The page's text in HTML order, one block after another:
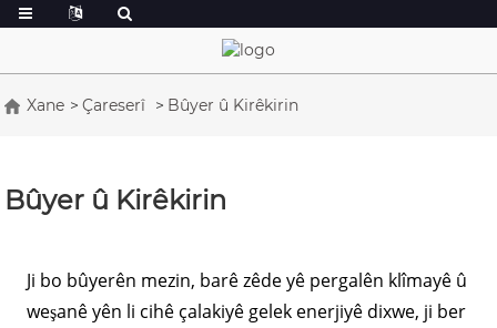
Xane Çareserî Bûyer û Kirêkirin
Bûyer û Kirêkirin
Ji bo bûyerên mezin, barê zêde yê pergalên klîmayê û
weşanê yên li cihê çalakiyê gelek enerjiyê dixwe, ji ber